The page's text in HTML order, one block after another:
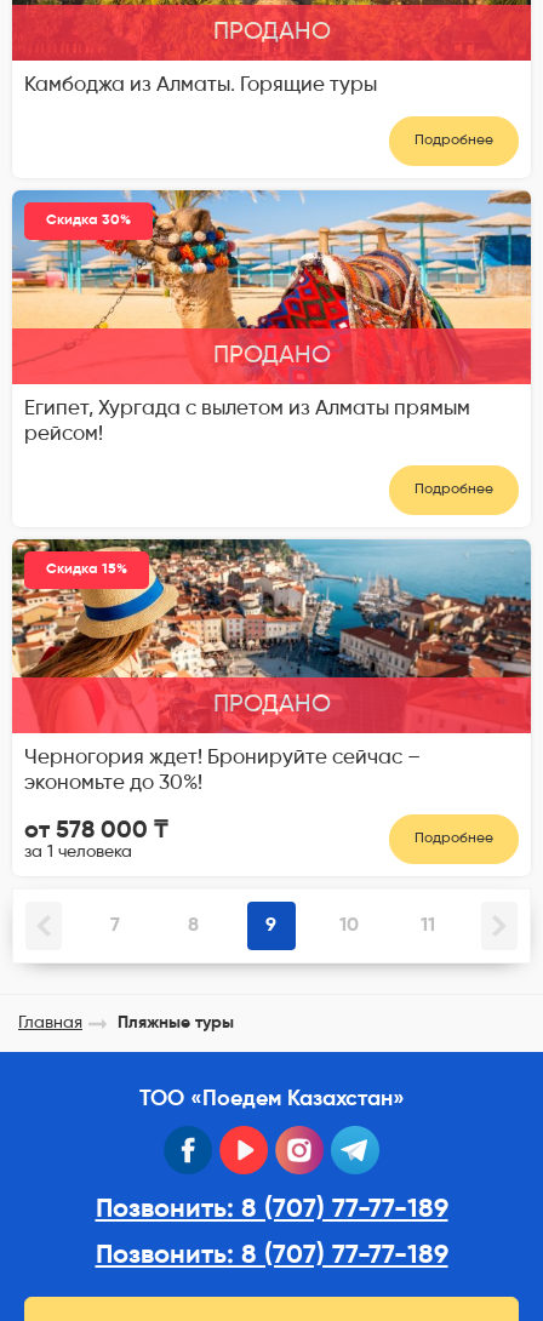
ПРОДАНО
Камбоджа из Алматы. Горящие туры
Подробнее
Скидка 30%
ПРОДАНО
Египет, Хургада с вылетом из Алматы прямым
рейсом!
Подробнее
Скидка 15%
ПРОДАНО
Черногория ждет! Бронируйте сейчас –
экономьте до 30%!
от 578 000 ₸
за 1 человека
Подробнее
7 8 9 10 11
Главная Пляжные туры
ТОО «Поедем Казахстан»
facebook youtube instagram
Позвонить: 8 (707) 77-77-189
Позвонить: 8 (707) 77-77-189